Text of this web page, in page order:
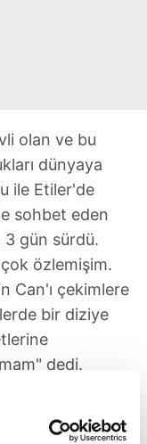
olan ve bu
dünyaya
ile Etiler'de
sohbet eden
3 gün sürdü.
özlemişim.
Can'ı çekimlere
bir diziye
dedi.
Mola,